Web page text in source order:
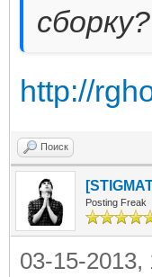
http://
Поиск
Posting Freak
03-15-2013,